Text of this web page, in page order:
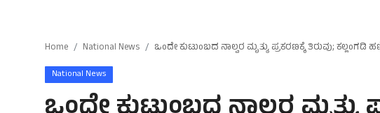
Home National News ಒಂದೇ ಕುಟುಂಬದ ನಾಲ್ವರ ಮೃತ್ಯು ಪ್ರಕರಣಕ್ಕೆ ತಿರುವು; ಕಲ್ಲಂಗಡಿ
National News